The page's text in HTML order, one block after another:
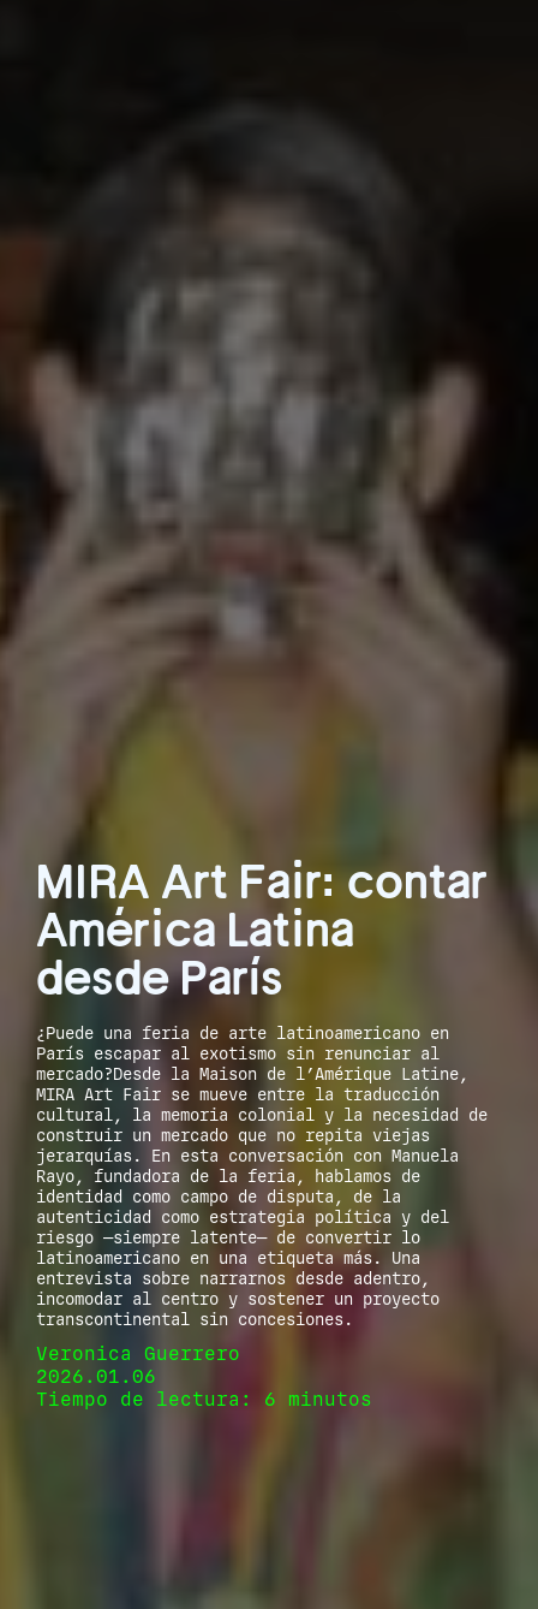
MIRA Art Fair: contar
América Latina
desde París
¿Puede una feria de arte latinoamericano en
París escapar al exotismo sin renunciar al
mercado?Desde la Maison de l’Amérique Latine,
MIRA Art Fair se mueve entre la traducción
cultural, la memoria colonial y la necesidad de
construir un mercado que no repita viejas
jerarquías. En esta conversación con Manuela
Rayo, fundadora de la feria, hablamos de
identidad como campo de disputa, de la
autenticidad como estrategia política y del
riesgo —siempre latente— de convertir lo
latinoamericano en una etiqueta más. Una
entrevista sobre narrarnos desde adentro,
incomodar al centro y sostener un proyecto
transcontinental sin concesiones.
Veronica Guerrero
2026.01.06
Tiempo de lectura: 6 minutos